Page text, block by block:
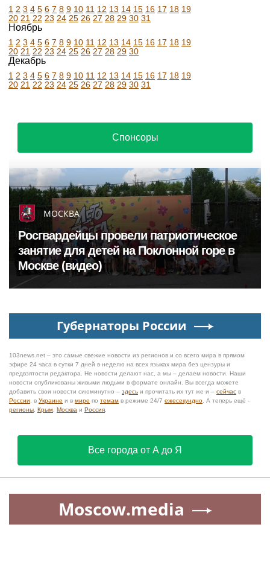
1 2 3 4 5 6 7 8 9 10 11 12 13 14 15 16 17 18 19
20 21 22 23 24 25 26 27 28 29 30 31
Ноябрь
1 2 3 4 5 6 7 8 9 10 11 12 13 14 15 16 17 18 19
20 21 22 23 24 25 26 27 28 29 30
Декабрь
1 2 3 4 5 6 7 8 9 10 11 12 13 14 15 16 17 18 19
20 21 22 23 24 25 26 27 28 29 30 31
Спонсоры
МОСКВА
Росгвардейцы провели патриотическое
занятие для детей на Поклонной горе в
Москве (видео)
Губернаторы России
103news.net – это самые свежие новости из регионов и со всего мира в прямом
эфире 24 часа в сутки 7 дней в неделю на всех языках мира без цензуры и
предвзятости редактора. Не новости делают нас, а мы – делаем новости. Наши
новости опубликованы живыми людьми в формате онлайн. Вы всегда можете
добавить свои новости сиюминутно – здесь и прочитать их тут же и – сейчас в
России , в Украине и в мире по темам в режиме 24/7 ежесекундно . А теперь ещё -
регионы Крым Москва и Россия
Все города от А до Я
Moscow.media